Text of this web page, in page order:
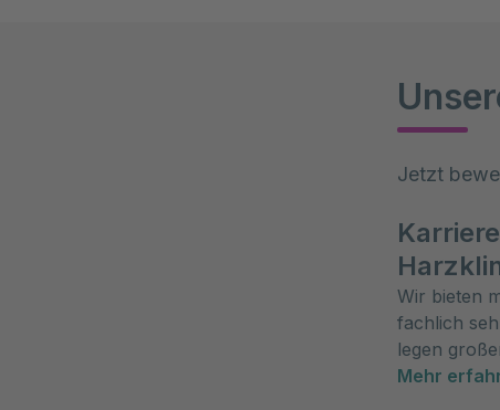
Jetzt
Wir bieten
fachlich
legen
angenehme
Mehr